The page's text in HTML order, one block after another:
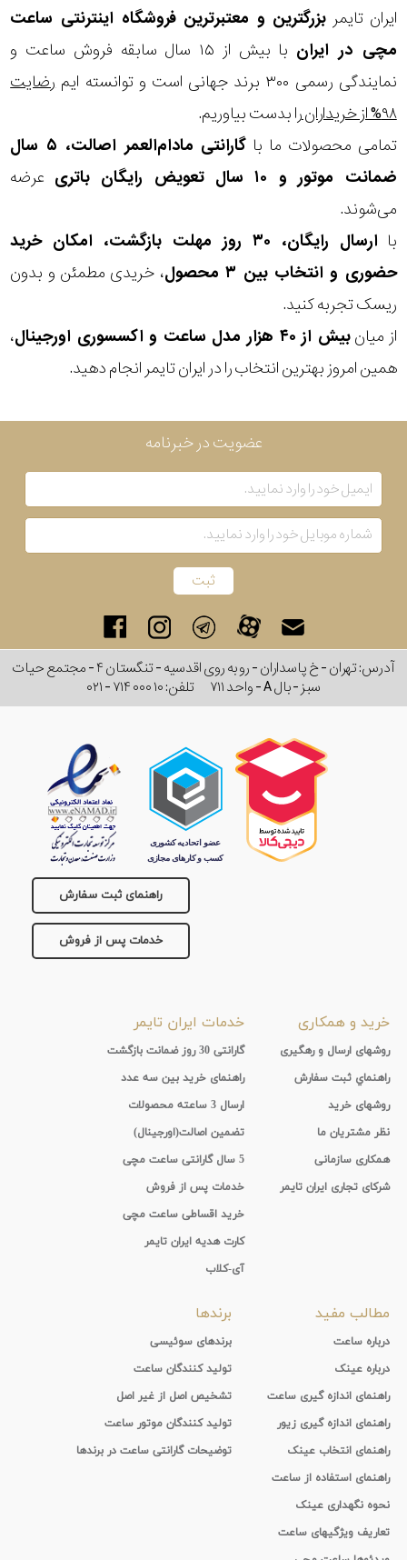
ایران تایمر بزرگترین و معتبرترین فروشگاه اینترنتی ساعت
مچی در ایران
با بیش از ۱۵ سال سابقه فروش ساعت و
نمایندگی رسمی ۳۰۰ برند جهانی است و توانسته ایم
رضایت
۹۸% از خریداران
را بدست بیاوریم.
تمامی محصولات ما با
گارانتی مادام‌العمر اصالت، ۵ سال
ضمانت موتور و ۱۰ سال تعویض رایگان باتری
عرضه
می‌شوند.
با
ارسال رایگان، ۳۰ روز مهلت بازگشت، امکان خرید
حضوری و انتخاب بین ۳ محصول
، خریدی مطمئن و بدون
ریسک تجربه کنید.
از میانبیش از ۴۰ هزار مدل ساعت و اکسسوری اورجینال
،
همین امروز بهترین انتخاب را در ایران تایمر انجام دهید.
لنز
تیرگی
لنز
نوع
فریم
عضویت در خبرنامه
آدرس: تهران - خ پاسداران - رو به روی اقدسیه - تنگستان ۴ - مجتمع حیات
سبز - بال A - واحد ۷۱۱
تلفن:۰۲۱ - ۷۱۴ ۰۰۰ ۱۰
راهنمای ثبت سفارش
خدمات پس از فروش
خرید و همکاری
روشهای ارسال و رهگیری
راهنماي ثبت سفارش
روشهای خرید
نظر مشتریان ما
همکاری سازمانی
شرکای تجاری ایران تایمر
خدمات ایران تایمر
گارانتی 30 روز ضمانت بازگشت
راهنمای خرید بین سه عدد
ارسال 3 ساعته محصولات
تضمین اصالت(اورجینال)
5 سال گارانتی ساعت مچی
خدمات پس از فروش
خرید اقساطی ساعت مچی
کارت هدیه ایران تایمر
آی-کلاب
مطالب مفید
درباره ساعت
درباره عینک
راهنمای اندازه گیری ساعت
راهنمای اندازه گیری زیور
راهنمای انتخاب عینک
راهنمای استفاده از ساعت
نحوه نگهداری عینک
تعاریف ویژگیهای ساعت
برندها
برندهای سوئیسی
تولید کنندگان ساعت
تشخیص اصل از غیر اصل
تولید کنندگان موتور ساعت
توضیحات گارانتی ساعت در برندها